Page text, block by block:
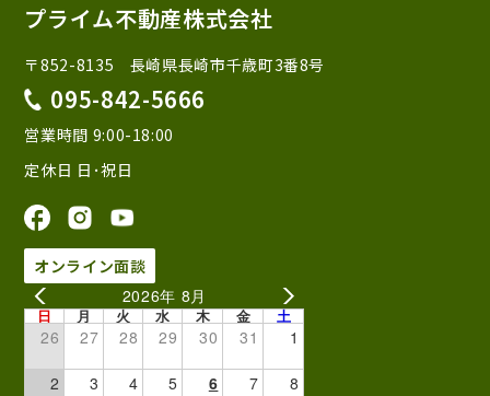
プライム不動産株式会社
〒852-8135 長崎県長崎市千歳町3番8号
095-842-5666
営業時間 9:00-18:00
定休日 日･祝日
オンライン面談
2026年 8月
日 月 火 水 木 金 土
26 27 28 29 30 31 1
2 3 4 5 6 7 8